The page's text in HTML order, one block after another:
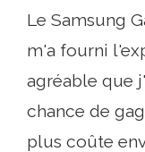
Le Samsung
m'a fourni
agréable que
chance de
plus coûte